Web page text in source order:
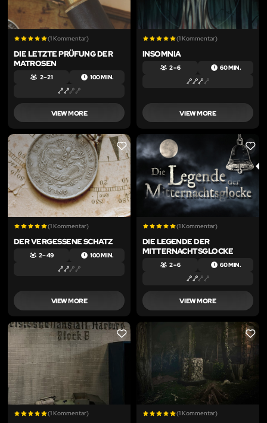
(1 Kommentar)
DIE LETZTE PRÜFUNG DER
MATROSEN
2 – 21 100 MIN.
VIEW MORE
(1 Kommentar)
INSOMNIA
2 – 6 60 MIN.
VIEW MORE
LIKE
(1 Kommentar)
DER VERGESSENE SCHATZ
2 – 49 100 MIN.
VIEW MORE
LIKE
(1 Kommentar)
DIE LEGENDE DER
MITTERNACHTSGLOCKE
2 – 6 60 MIN.
VIEW MORE
LIKE
(1 Kommentar)
LIKE
(1 Kommentar)